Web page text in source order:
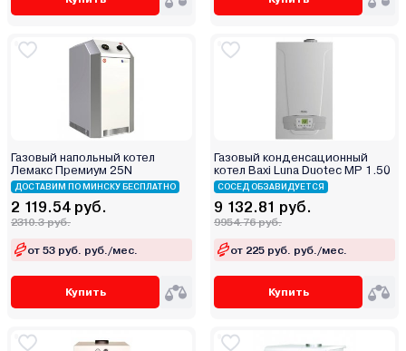
Газовый напольный котел
Лемакс Премиум 25N
ДОСТАВИМ ПО МИНСКУ БЕСПЛАТНО
2 119.54 руб.
2310.3 руб.
от 53 руб. руб./мес.
Купить
Газовый конденсационный
котел Baxi Luna Duotec MP 1.50
СОСЕД ОБЗАВИДУЕТСЯ
9 132.81 руб.
9954.76 руб.
от 225 руб. руб./мес.
Купить